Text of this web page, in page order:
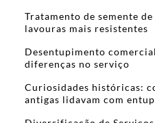
Tratamento de semente
lavouras mais resistentes
Desentupimento
diferenças no serviço
Curiosidades históricas:
antigas lidavam com